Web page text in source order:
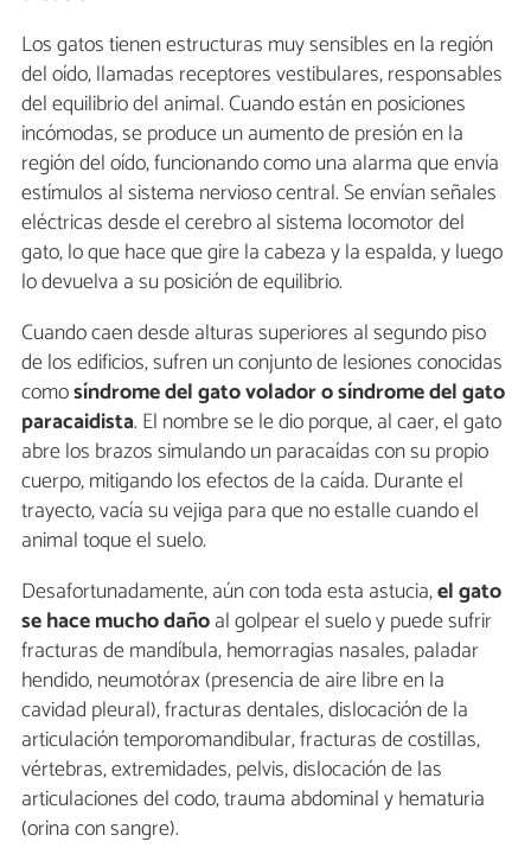
Los gatos tienen estructuras muy sensibles en la región
del oído, llamadas receptores vestibulares, responsables
del equilibrio del animal. Cuando están en posiciones
incómodas, se produce un aumento de presión en la
región del oído, funcionando como una alarma que envía
estímulos al sistema nervioso central. Se envían señales
eléctricas desde el cerebro al sistema locomotor del
gato, lo que hace que gire la cabeza y la espalda, y luego
lo devuelva a su posición de equilibrio.
Cuando caen desde alturas superiores al segundo piso
de los edificios, sufren un conjunto de lesiones conocidas
comosíndrome del gato volador o síndrome del gato
paracaidista. El nombre se le dio porque, al caer, el gato
abre los brazos simulando un paracaídas con su propio
cuerpo, mitigando los efectos de la caída. Durante el
trayecto, vacía su vejiga para que no estalle cuando el
animal toque el suelo.
Desafortunadamente, aún con toda esta astucia,el gato
se hace mucho dañoal golpear el suelo y puede sufrir
fracturas de mandíbula, hemorragias nasales, paladar
hendido, neumotórax (presencia de aire libre en la
cavidad pleural), fracturas dentales, dislocación de la
articulación temporomandibular, fracturas de costillas,
vértebras, extremidades, pelvis, dislocación de las
articulaciones del codo, trauma abdominal y hematuria
(orina con sangre).